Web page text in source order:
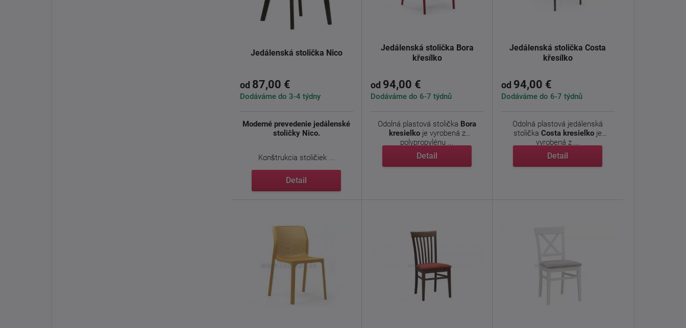
Jedálenská stolička Nico
od 87,00 €
Dodáváme do 3-4 týdny
Moderné prevedenie jedálenské
stoličky Nico.
Konštrukcia stoličiek ...
Detail
Jedálenská stolička Bora
křesílko
od 94,00 €
Dodáváme do 6-7 týdnů
Odolná plastová stolička Bora
kresielkoje vyrobená z
polypropylénu ...
Detail
Jedálenská stolička Costa
křesílko
od 94,00 €
Dodáváme do 6-7 týdnů
Odolná plastová jedálenská
stoličkaCosta kresielko je
vyrobená z ...
Detail